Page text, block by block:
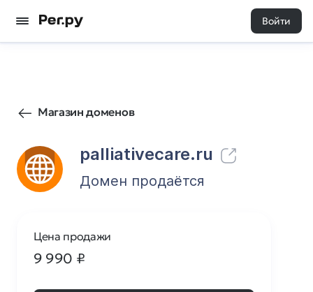
Войти
Магазин доменов
palliativecare.ru
13 0
Домен продаётся
Цена продажи
9 990 ₽